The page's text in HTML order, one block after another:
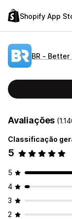
Shopify App
BR ‑
Avaliações
Classificação
5
5
4
3
2